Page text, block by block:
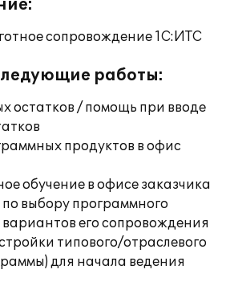
сопровождение 1С:ИТС
работы:
остатков / помощь при вводе
продуктов в офис
обучение в офисе заказчика
выбору программного
его сопровождения
типового/отраслевого
для начала ведения